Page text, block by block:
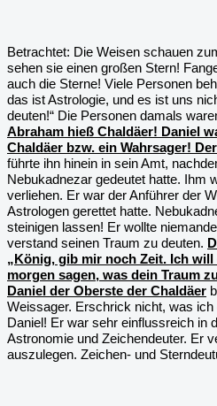
Betrachtet: Die Weisen schauen
sehen sie einen großen Stern!
auch die Sterne! Viele Personen
das ist Astrologie, und es ist uns
deuten!“ Die Personen damals
Abraham hieß Chaldäer! Daniel
Chaldäer bzw. ein Wahrsager!
führte ihn hinein in sein Amt,
Nebukadnezar gedeutet hatte. Ihm
verliehen. Er war der Anführer der
Astrologen gerettet hatte.
steinigen lassen! Er wollte
verstand seinen Traum zu deuten.
„König, gib mir noch Zeit. Ich
morgen sagen, was dein Traum
Daniel der Oberste der Chaldäer
Weissager. Erschrick nicht, was
Daniel! Er war sehr einflussreich in
Astronomie und Zeichendeuter. Er
auszulegen. Zeichen- und